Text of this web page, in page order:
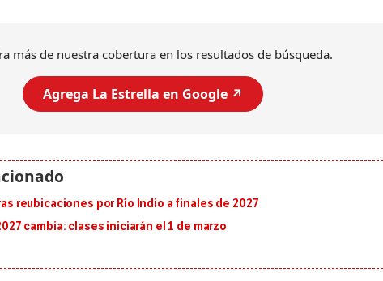
más de nuestra cobertura en los resultados de búsqueda.
Agrega La Estrella en Google ↗️
reubicaciones por Río Indio a finales de 2027
cambia: clases iniciarán el 1 de marzo
al sur de Japón, provocando una